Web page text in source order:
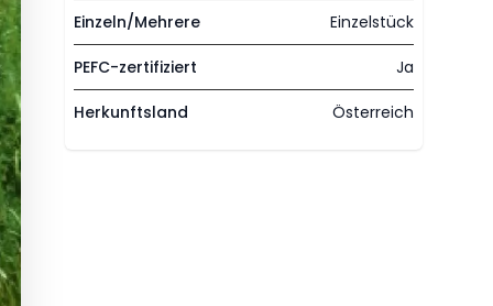
Einzeln/Mehrere Einzelstück
PEFC-zertifiziert Ja
Herkunftsland Österreich